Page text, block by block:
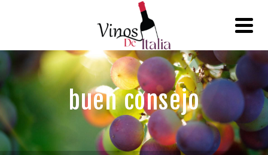
buen consejo